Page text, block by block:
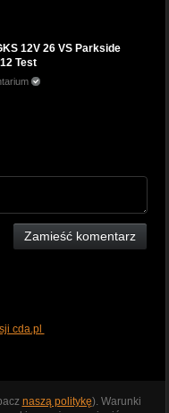
12V 26 VS Parkside
Test
Zamieść komentarz
cda.pl
naszą politykę). Warunki